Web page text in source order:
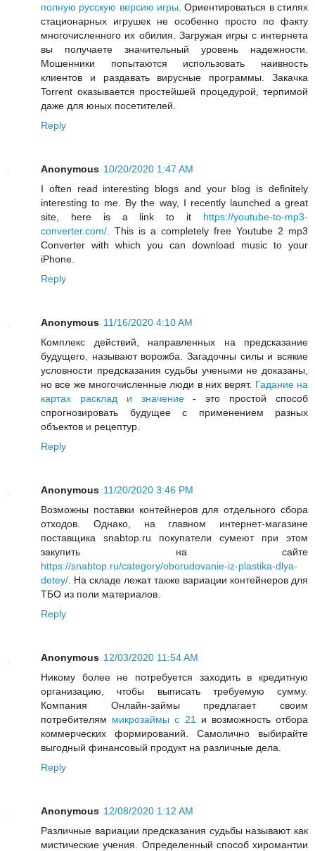
полную русскую версию игры . Ориентироваться в стилях
стационарных игрушек не особенно просто по факту
многочисленного их обилия. Загружая игры с интернета
вы получаете значительный уровень надежности.
Мошенники попытаются использовать наивность
клиентов и раздавать вирусные программы. Закачка
Torrent оказывается простейшей процедурой, терпимой
даже для юных посетителей.
Reply
Anonymous 10/20/2020 1:47 AM
I often read interesting blogs and your blog is definitely
interesting to me. By the way, I recently launched a great
site, here is a link to it https://youtube-to-mp3-
converter.com/ . This is a completely free Youtube 2 mp3
Converter with which you can download music to your
iPhone.
Reply
Anonymous 11/16/2020 4:10 AM
Комплекс действий, направленных на предсказание
будущего, называют ворожба. Загадочны силы и всякие
условности предсказания судьбы учеными не доказаны,
но все же многочисленные люди в них верят. Гадание на
картах расклад и значение- это простой способ
спрогнозировать будущее с применением разных
объектов и рецептур.
Reply
Anonymous 11/20/2020 3:46 PM
Возможны поставки контейнеров для отдельного сбора
отходов. Однако, на главном интернет-магазине
поставщика snabtop.ru покупатели сумеют при этом
закупить на сайте
https://snabtop.ru/category/oborudovanie-iz-plastika-dlya-
detey/ . На складе лежат также вариации контейнеров для
ТБО из поли материалов.
Reply
Anonymous 12/03/2020 11:54 AM
Никому более не потребуется заходить в кредитную
организацию, чтобы выписать требуемую сумму.
Компания Онлайн-займы предлагает своим
потребителям микрозаймы с 21
и возможность отбора
коммерческих формирований. Самолично выбирайте
выгодный финансовый продукт на различные дела.
Reply
Anonymous 12/08/2020 1:12 AM
Различные вариации предсказания судьбы называют как
мистические учения. Определенный способ хиромантии